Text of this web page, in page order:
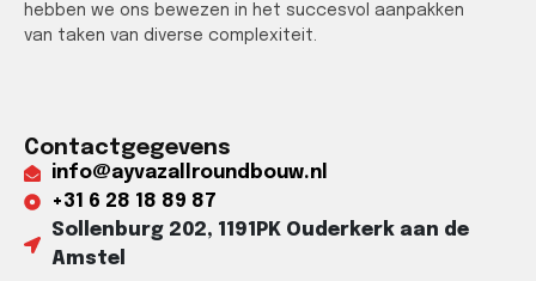
hebben we ons bewezen in het succesvol aanpakken
van taken van diverse complexiteit.
Contactgegevens
info@ayvazallroundbouw.nl
+31 6 28 18 89 87​
Sollenburg 202, 1191PK Ouderkerk aan de
Amstel​